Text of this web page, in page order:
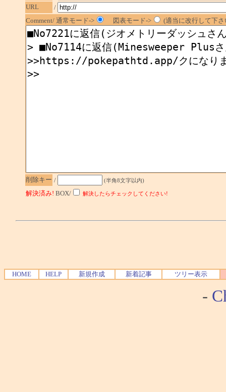
URL
/
Comment/ 通常モード->
図表モード-> (適当に改行して下
削除キー / (半角8文字以内)
解決済み! BOX/ 解決したらチェックしてください!
HOME HELP 新規作成 新着記事 ツリー表示
-